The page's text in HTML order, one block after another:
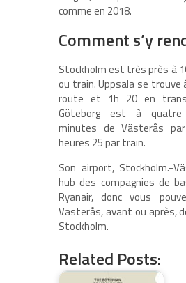
comme en 2018.
Comment s’y
Stockholm est très près à
ou train. Uppsala se trouve
route et 1h 20 en
Göteborg est à
minutes de Västerås
heures 25 par train.
Son airport, Stockholm.-
hub des compagnies de
Ryanair, donc vous
Västerås, avant ou après,
Stockholm.
Related Posts: